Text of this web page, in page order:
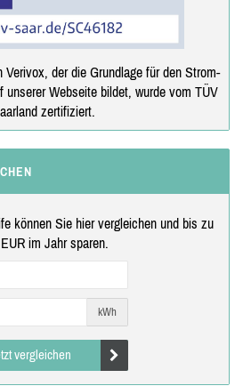
Verivox, der die Grundlage für den Strom-
unserer Webseite bildet, wurde vom TÜV
zertifiziert.
können Sie hier vergleichen und bis zu
im Jahr sparen.
kWh
vergleichen